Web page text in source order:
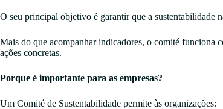
O seu principal objetivo é garantir que a sustentabilidade
Mais do que acompanhar indicadores, o comité funciona
ações concretas.
Porque é importante para as empresas?
Um Comité de Sustentabilidade permite às organizações: